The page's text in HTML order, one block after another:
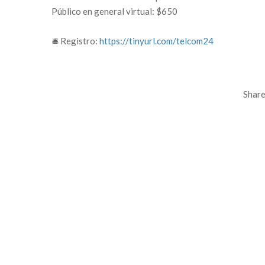
Público en general virtual: $650
🛎️ Registro: https://tinyurl.com/telcom24